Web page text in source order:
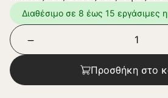
Διαθέσιμο σε 8 έως 15 εργάσιμες
Προσθήκη στο